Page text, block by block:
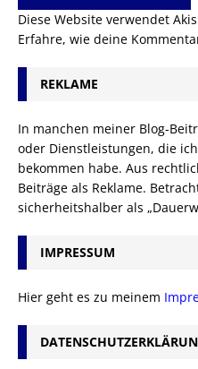
Diese Website verwendet
Erfahre, wie deine
REKLAME
In manchen meiner Blog-
oder Dienstleistungen, die
bekommen habe. Aus
Beiträge als Reklame.
sicherheitshalber als
IMPRESSUM
Hier geht es zu meinem